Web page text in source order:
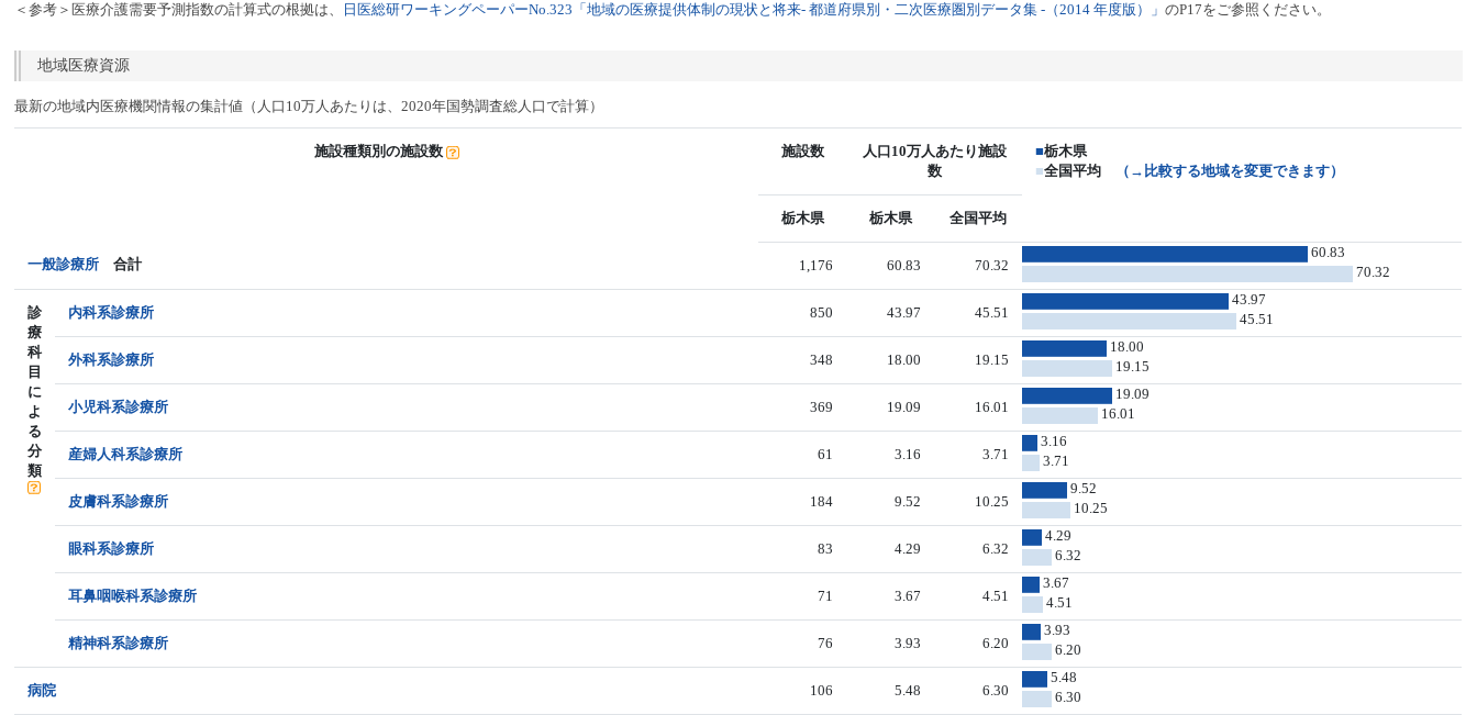
＜参考＞医療介護需要予測指数の計算式の根拠は、
日医総研ワーキングペーパーNo.323「地域の医療提供体制の現状と将来- 都道府県別・二次医療圏別データ集 -（2014 年度版）」のP17をご参照ください。
地域医療資源
最新の地域内医療機関情報の集計値（人口10万人あたりは、2020年国勢調査総人口で計算）
施設種類別の施設数 施設数
人口10万人あたり施設
数
■栃木県
■全国平均 （→比較する地域を変更できます）
栃木県 栃木県 全国平均
一般診療所 合計 1,176 60.83 70.32
60.83
70.32
診
療
科
目
に
よ
る
分
類
内科系診療所 850 43.97 45.51
43.97
45.51
外科系診療所 348 18.00 19.15
18.00
19.15
小児科系診療所 369 19.09 16.01
19.09
16.01
産婦人科系診療所 61 3.16 3.71
3.16
3.71
皮膚科系診療所 184 9.52 10.25
9.52
10.25
眼科系診療所 83 4.29 6.32
4.29
6.32
耳鼻咽喉科系診療所 71 3.67 4.51
3.67
4.51
精神科系診療所 76 3.93 6.20
3.93
6.20
病院 106 5.48 6.30
5.48
6.30